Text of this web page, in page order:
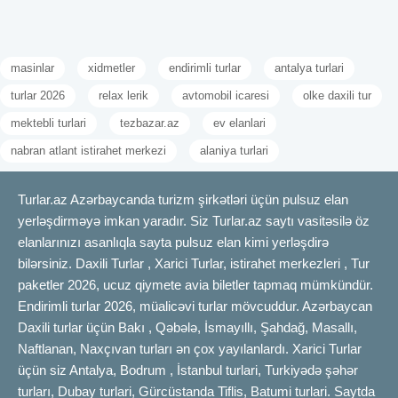
masinlar xidmetler endirimli turlar antalya turlari
turlar 2026 relax lerik avtomobil icaresi olke daxili tur
mektebli turlari tezbazar.az ev elanlari
nabran atlant istirahet merkezi alaniya turlari
Turlar.az Azərbaycanda turizm şirkətləri üçün pulsuz elan
yerləşdirməyə imkan yaradır. Siz Turlar.az saytı vasitəsilə öz
elanlarınızı asanlıqla sayta pulsuz elan kimi yerləşdirə
bilərsiniz. Daxili Turlar , Xarici Turlar, istirahet merkezleri , Tur
paketler 2026, ucuz qiymete avia biletler tapmaq mümkündür.
Endirimli turlar 2026, müalicəvi turlar mövcuddur. Azərbaycan
Daxili turlar üçün Bakı , Qəbələ, İsmayıllı, Şahdağ, Masallı,
Naftlanan, Naxçıvan turları ən çox yayılanlardı. Xarici Turlar
üçün siz Antalya, Bodrum , İstanbul turlari, Turkiyədə şəhər
turları, Dubay turlari, Gürcüstanda Tiflis, Batumi turlari. Saytda